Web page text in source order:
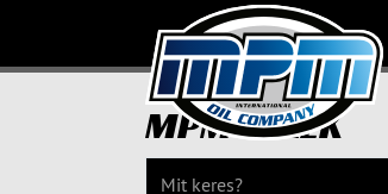
MPM HÍREK